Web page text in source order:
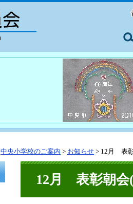
中央小学校のご案内 > お知らせ > 12月 表
12月 表彰朝会